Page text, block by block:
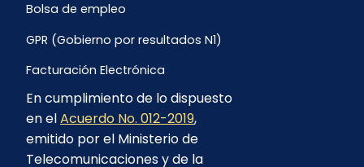
Bolsa de empleo
GPR (Gobierno por resultados N1)
Facturación Electrónica
Archivo Histórico de Facturación
Portal Ambiental y Social
Proyecto Geotérmico Chachimbiro
En cumplimiento de lo dispuesto
en elAcuerdo No. 012-2019,
emitido por el Ministerio de
Telecomunicaciones y de la